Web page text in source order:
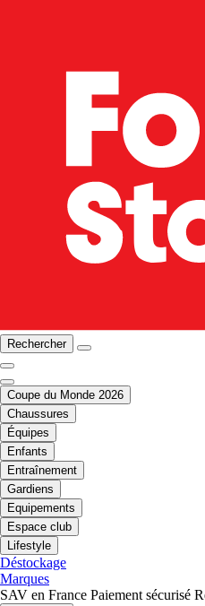
Rechercher
Coupe du Monde 2026
Chaussures
Équipes
Enfants
Entraînement
Gardiens
Equipements
Espace club
Lifestyle
Déstockage
Marques
SAV en France Paiement sécurisé